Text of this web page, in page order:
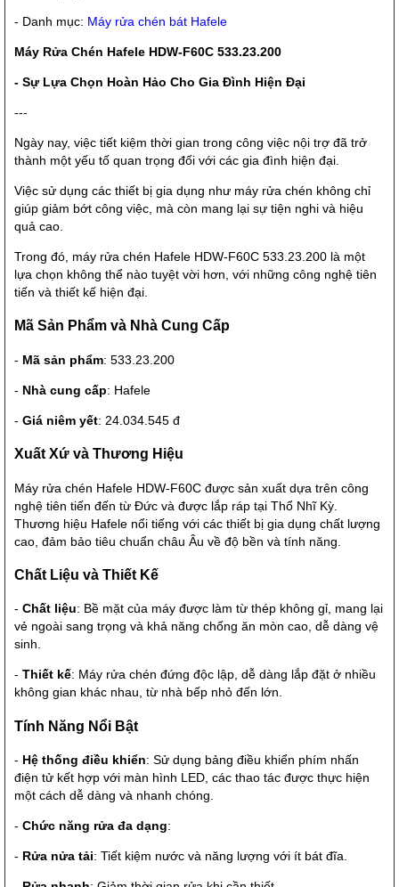
- Danh mục: Máy rửa chén bát Hafele
Máy Rửa Chén Hafele HDW-F60C 533.23.200
- Sự Lựa Chọn Hoàn Hảo Cho Gia Đình Hiện Đại
---
Ngày nay, việc tiết kiệm thời gian trong công việc nội trợ đã trở
thành một yếu tố quan trọng đối với các gia đình hiện đại.
Việc sử dụng các thiết bị gia dụng như máy rửa chén không chỉ
giúp giảm bớt công việc, mà còn mang lại sự tiện nghi và hiệu
quả cao.
Trong đó, máy rửa chén Hafele HDW-F60C 533.23.200 là một
lựa chọn không thể nào tuyệt vời hơn, với những công nghệ tiên
tiến và thiết kế hiện đại.
Mã Sản Phẩm và Nhà Cung Cấp
- Mã sản phẩm: 533.23.200
- Nhà cung cấp: Hafele
- Giá niêm yết: 24.034.545 đ
Xuất Xứ và Thương Hiệu
Máy rửa chén Hafele HDW-F60C được sản xuất dựa trên công
nghệ tiên tiến đến từ Đức và được lắp ráp tại Thổ Nhĩ Kỳ.
Thương hiệu Hafele nổi tiếng với các thiết bị gia dụng chất lượng
cao, đảm bảo tiêu chuẩn châu Âu về độ bền và tính năng.
Chất Liệu và Thiết Kế
- Chất liệu: Bề mặt của máy được làm từ thép không gỉ, mang lại
vẻ ngoài sang trọng và khả năng chống ăn mòn cao, dễ dàng vệ
sinh.
- Thiết kế: Máy rửa chén đứng độc lập, dễ dàng lắp đặt ở nhiều
không gian khác nhau, từ nhà bếp nhỏ đến lớn.
Tính Năng Nổi Bật
- Hệ thống điều khiển: Sử dụng bảng điều khiển phím nhấn
điện tử kết hợp với màn hình LED, các thao tác được thực hiện
một cách dễ dàng và nhanh chóng.
- Chức năng rửa đa dạng:
- Rửa nửa tải: Tiết kiệm nước và năng lượng với ít bát đĩa.